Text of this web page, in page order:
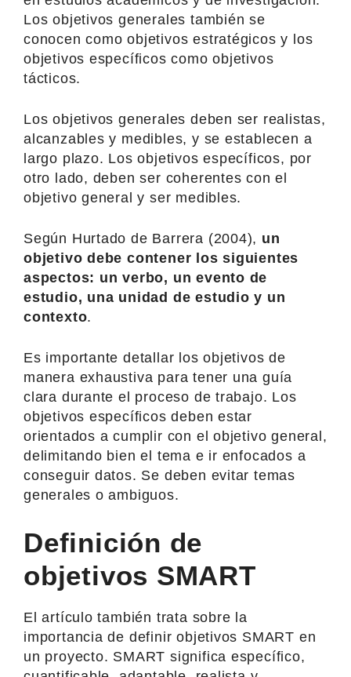
Los objetivos generales también se
conocen como objetivos estratégicos y los
objetivos específicos como objetivos
tácticos.
Los objetivos generales deben ser realistas,
alcanzables y medibles, y se establecen a
largo plazo. Los objetivos específicos, por
otro lado, deben ser coherentes con el
objetivo general y ser medibles.
Según Hurtado de Barrera (2004), un
objetivo debe contener los siguientes
aspectos: un verbo, un evento de
estudio, una unidad de estudio y un
contexto.
Es importante detallar los objetivos de
manera exhaustiva para tener una guía
clara durante el proceso de trabajo. Los
objetivos específicos deben estar
orientados a cumplir con el objetivo general,
delimitando bien el tema e ir enfocados a
conseguir datos. Se deben evitar temas
generales o ambiguos.
Definición de
objetivos SMART
El artículo también trata sobre la
importancia de definir objetivos SMART en
un proyecto. SMART significa específico,